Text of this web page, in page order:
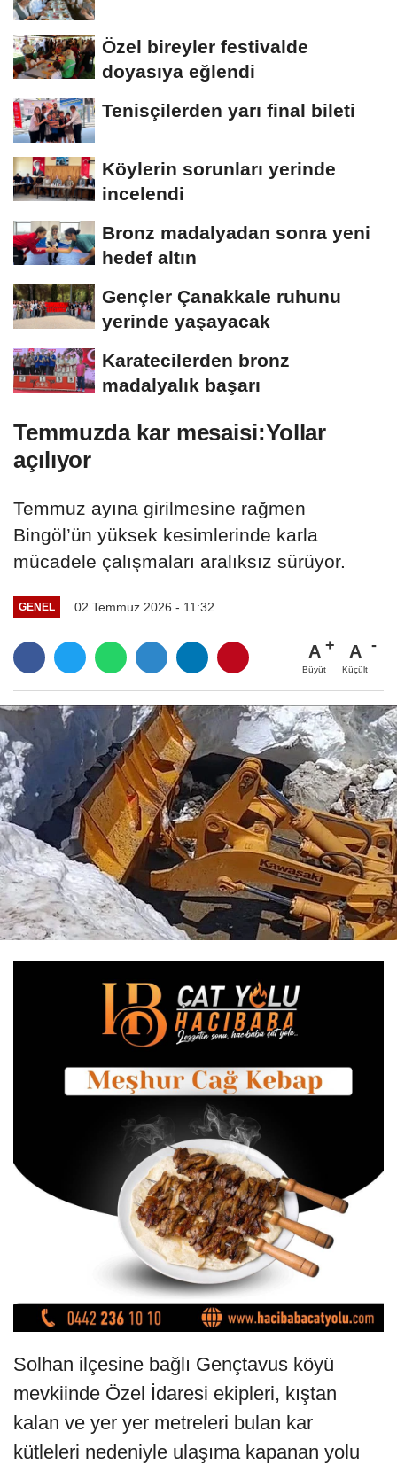
Özel bireyler festivalde
doyasıya eğlendi
Tenisçilerden yarı final bileti
Köylerin sorunları yerinde
incelendi
Bronz madalyadan sonra yeni
hedef altın
Gençler Çanakkale ruhunu
yerinde yaşayacak
Karatecilerden bronz
madalyalık başarı
Temmuzda kar mesaisi:Yollar
açılıyor
Temmuz ayına girilmesine rağmen
Bingöl’ün yüksek kesimlerinde karla
mücadele çalışmaları aralıksız sürüyor.
GENEL 02 Temmuz 2026 - 11:32
A
Büyüt
A
Küçült
Solhan ilçesine bağlı Gençtavus köyü
mevkiinde Özel İdaresi ekipleri, kıştan
kalan ve yer yer metreleri bulan kar
kütleleri nedeniyle ulaşıma kapanan yolu